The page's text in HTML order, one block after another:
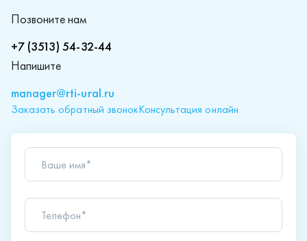
Позвоните нам
+7 (3513) 54-32-44
Напишите
manager@rti-ural.ru
Заказать обратный звонокКонсультация онлайн
Ваше имя*
Телефон*
Ваш вопрос*
Отправляя форму вы подтверждаете согласие с
политикой обработки персональных данных